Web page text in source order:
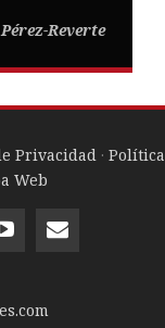
Reverte
Privacidad · Política
Web